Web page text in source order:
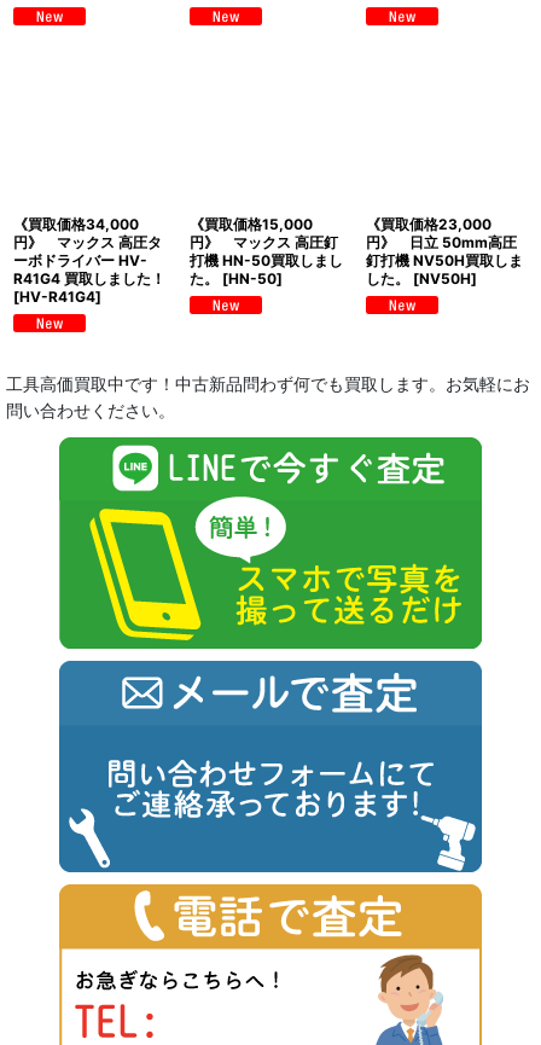
《買取価格34,000
円》 マックス 高圧タ
ーボドライバー HV-
R41G4 買取しました！
[HV-R41G4]
《買取価格15,000
円》 マックス 高圧釘
打機 HN-50買取しまし
た。
[HN-50]
《買取価格23,000
円》 日立 50mm高圧
釘打機 NV50H買取しま
した。
[NV50H]
工具高価買取中です！中古新品問わず何でも買取します。お気軽にお
問い合わせください。